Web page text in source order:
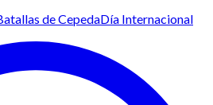
de CepedaDía Internacional